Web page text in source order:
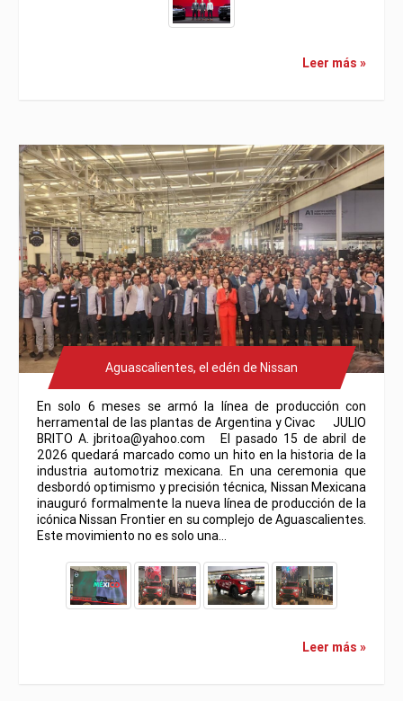
Leer más »
Aguascalientes, el edén de Nissan
En solo 6 meses se armó la línea de producción con
herramental de las plantas de Argentina y Civac JULIO
BRITO A. jbritoa@yahoo.com El pasado 15 de abril de
2026 quedará marcado como un hito en la historia de la
industria automotriz mexicana. En una ceremonia que
desbordó optimismo y precisión técnica, Nissan Mexicana
inauguró formalmente la nueva línea de producción de la
icónica Nissan Frontier en su complejo de Aguascalientes.
Este movimiento no es solo una…
Leer más »